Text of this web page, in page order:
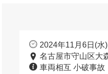
2024年11月6日(水
名古屋市守山区大
車両相互 小破事故